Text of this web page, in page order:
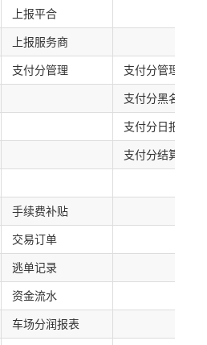
上报平合
上报服务商
支付分管理 支付分管理
支付分黑名单
支付分日报
支付分结算
手续费补贴
交易订单
逃单记录
资金流水
车场分润报表